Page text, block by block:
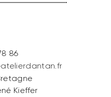
86
Kieffer